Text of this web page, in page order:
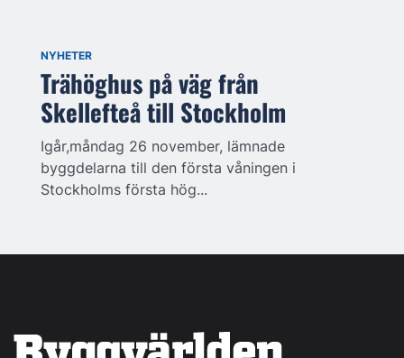
NYHETER
Trähöghus på väg från
Skellefteå till Stockholm
Igår,måndag 26 november, lämnade
byggdelarna till den första våningen i
Stockholms första hög...